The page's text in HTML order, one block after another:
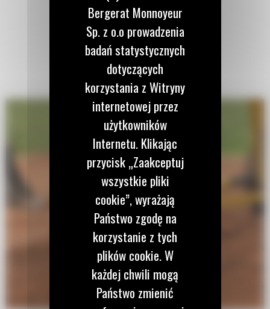
Bergerat Monnoyeur
Sp. z o.o prowadzenia
badań statystycznych
dotyczących
korzystania z Witryny
internetowej przez
użytkowników
Internetu. Klikając
przycisk „Zaakceptuj
wszystkie pliki
cookie”, wyrażają
Państwo zgodę na
korzystanie z tych
plików cookie. W
każdej chwili mogą
Państwo zmienić